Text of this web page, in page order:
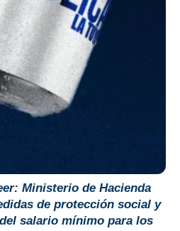
Ministerio de Hacienda
de protección social y
salario mínimo para los